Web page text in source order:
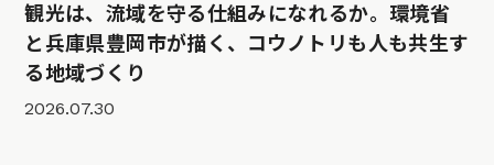
観光は、流域を守る仕組みになれるか。環境省
と兵庫県豊岡市が描く、コウノトリも人も共生す
る地域づくり
2026.07.30